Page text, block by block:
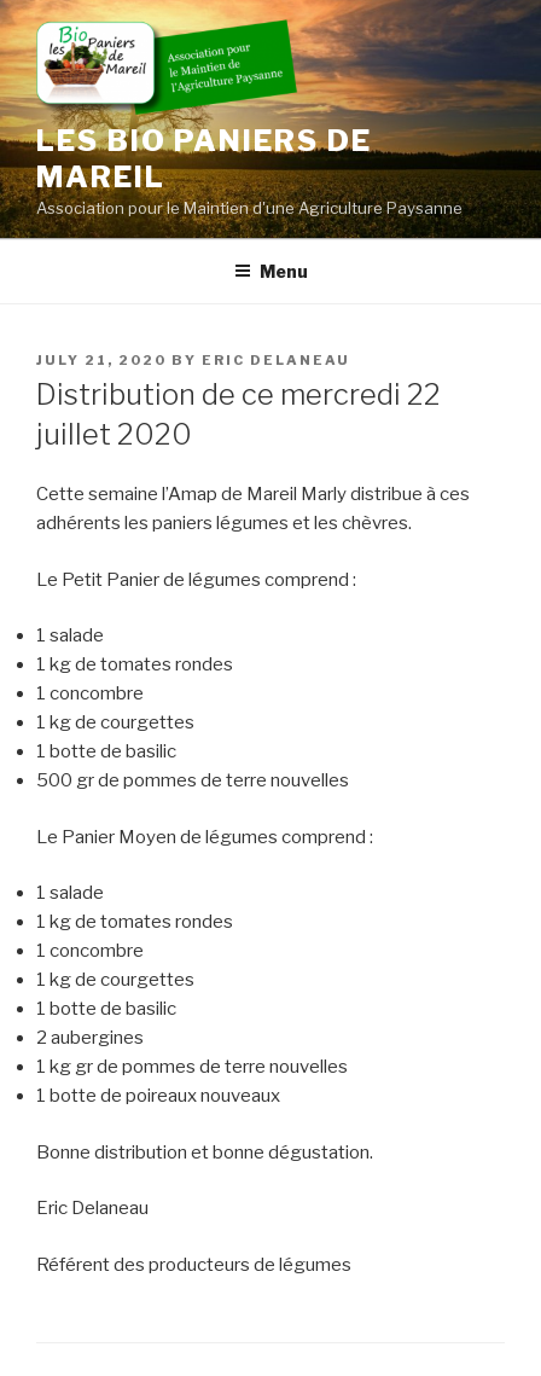
Skip
to
content
LES BIO PANIERS DE
MAREIL
Association pour le Maintien d'une Agriculture Paysanne
Menu
POSTED
ON
JULY 21, 2020 BY ERIC DELANEAU
Distribution de ce mercredi 22
juillet 2020
Cette semaine l’Amap de Mareil Marly distribue à ces
adhérents les paniers légumes et les chèvres.
Le Petit Panier de légumes comprend :
1 salade
1 kg de tomates rondes
1 concombre
1 kg de courgettes
1 botte de basilic
500 gr de pommes de terre nouvelles
Le Panier Moyen de légumes comprend :
1 salade
1 kg de tomates rondes
1 concombre
1 kg de courgettes
1 botte de basilic
2 aubergines
1 kg gr de pommes de terre nouvelles
1 botte de poireaux nouveaux
Bonne distribution et bonne dégustation.
Eric Delaneau
Référent des producteurs de légumes